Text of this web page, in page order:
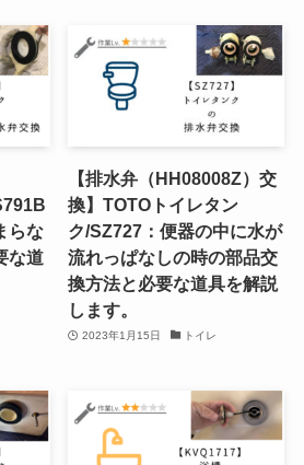
らな
な道
【排水弁（HH08008Z）交
換】TOTOトイレタン
ク/SZ727：便器の中に水が
流れっぱなしの時の部品交
換方法と必要な道具を解説
します。
2023年1月15日 トイレ